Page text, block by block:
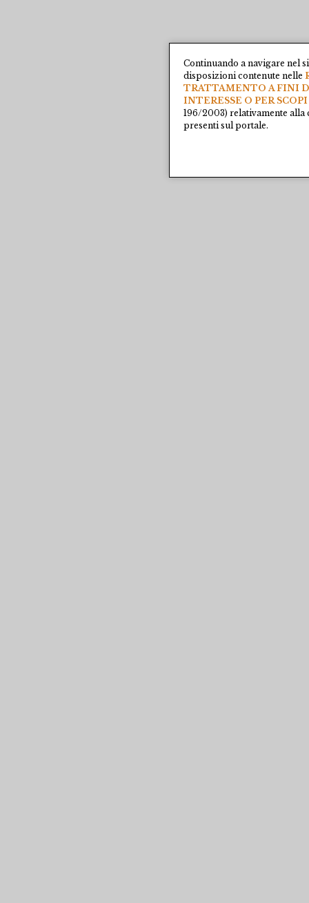
Continuando a navigare nel
disposizioni contenute nelle
TRATTAMENTO A FINI
INTERESSE O PER
196/2003) relativamente
presenti sul portale.